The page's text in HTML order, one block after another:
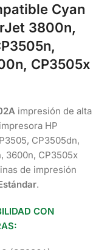
Cyan
3800n,
CP3505x
impresión de alta
HP
CP3505dn,
3600n, CP3505x
de impresión
.
CON